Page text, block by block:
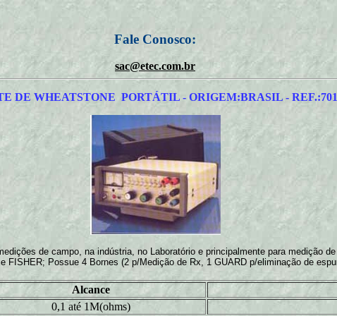
Fale Conosco:
sac@etec.com.br
DE WHEATSTONE PORTÁTIL - ORIGEM:BRASIL - REF.:701
de campo, na indústria, no Laboratório e principalmente para medição
FISHER; Possue 4 Bornes (2 p/Medição de Rx, 1 GUARD p/eliminação de
Alcance
0,1 até 1M(ohms)